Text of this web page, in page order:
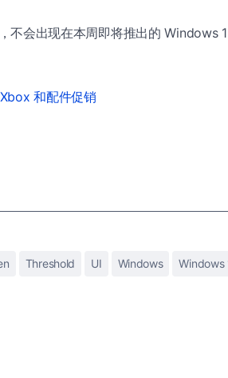
不会出现在本周即将推出的 Windows
和配件促销
Threshold UI Windows Windows